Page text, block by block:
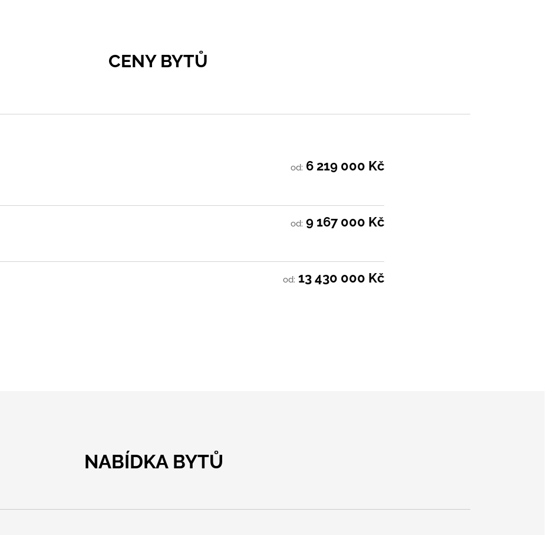
CENY BYTŮ
od: 6 219 000 Kč
od: 9 167 000 Kč
od: 13 430 000 Kč
NABÍDKA BYTŮ